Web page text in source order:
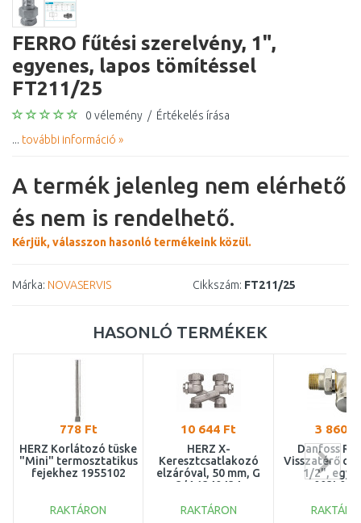
FERRO fűtési szerelvény, 1",
egyenes, lapos tömítéssel
FT211/25
0 vélemény / Értékelés írása
... további információ »
A termék jelenleg nem elérhető
és nem is rendelhető.
Kérjük, válasszon hasonló termékeink közül.
Márka: NOVASERVIS Cikkszám: FT211/25
HASONLÓ TERMÉKEK
778 Ft
HERZ Korlátozó tüske
"Mini" termosztatikus
fejekhez 1955102
RAKTÁRON
10 644 Ft
HERZ X-
Keresztcsatlakozó
elzáróval, 50 mm, G
3/4 1340434
RAKTÁRON
3 860
Danfoss
Visszatérő
1/2",